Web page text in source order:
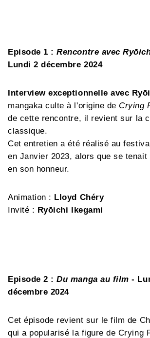
Episode 1 :Rencontre avec
Lundi 2 décembre 2024
Interview exceptionnelle avec
mangaka culte à l'origine de Crying
de cette rencontre, il revient sur la
classique.
Cet entretien a été réalisé au
en Janvier 2023, alors que se tenait
en son honneur.
Animation : Lloyd Chéry
Invité : Ryōichi Ikegami
Episode 2 :Du manga au film-
décembre 2024
Cet épisode revient sur le film de
qui a popularisé la figure de Crying